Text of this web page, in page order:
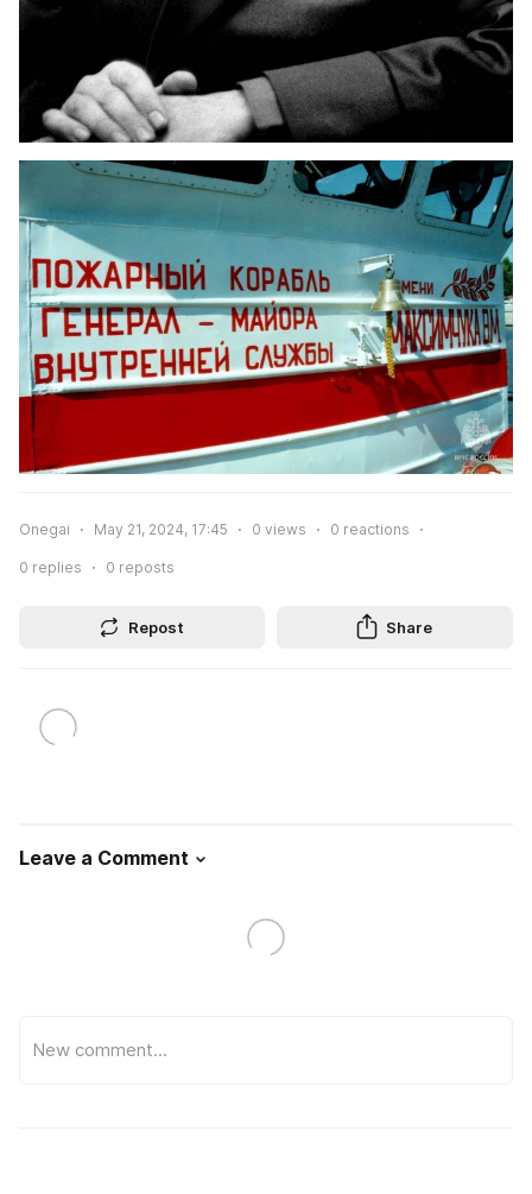
Onegai May 21, 2024, 17:45 0 views 0 reactions
0 replies 0 reposts
Repost Share
Leave a Comment